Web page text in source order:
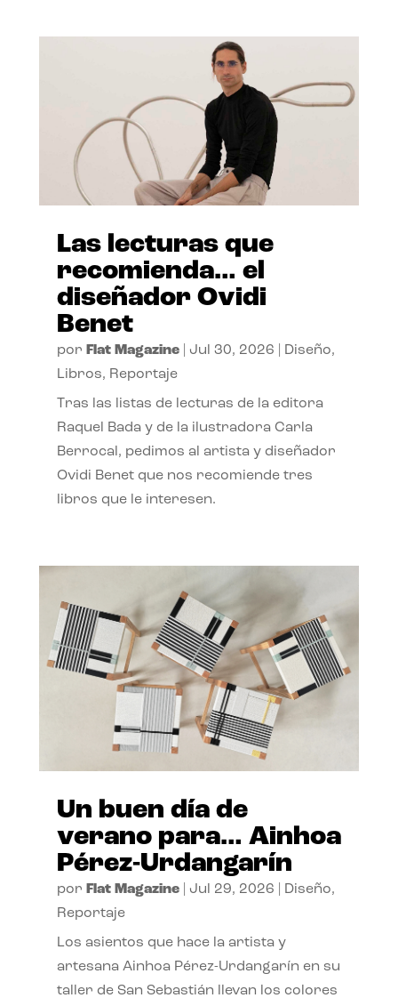
Las lecturas que
recomienda… el
diseñador Ovidi
Benet
por Flat Magazine| Jul 30, 2026 Diseño,
Libros, Reportaje
Tras las listas de lecturas de la editora
Raquel Bada y de la ilustradora Carla
Berrocal, pedimos al artista y diseñador
Ovidi Benet que nos recomiende tres
libros que le interesen.
Un buen día de
verano para… Ainhoa
Pérez-Urdangarín
por Flat Magazine| Jul 29, 2026 Diseño,
Reportaje
Los asientos que hace la artista y
artesana Ainhoa Pérez-Urdangarín en su
taller de San Sebastián llevan los colores